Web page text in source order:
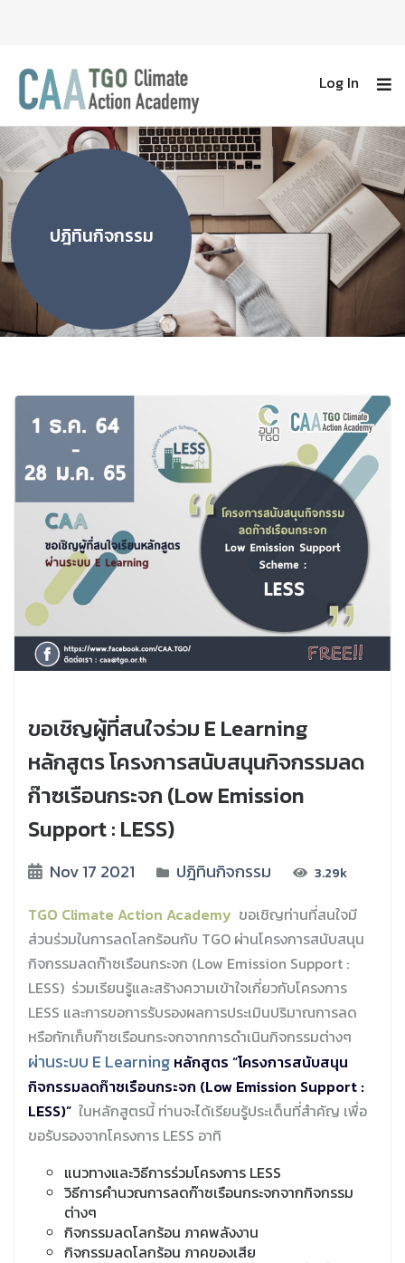
Log In
ปฎิทินกิจกรรม
ขอเชิญผู้ที่สนใจร่วม E Learning
หลักสูตร โครงการสนับสนุนกิจกรรมลด
ก๊าซเรือนกระจก (Low Emission
Support : LESS)
Nov 17 2021 ปฎิทินกิจกรรม 3.29k
TGO Climate Action Academy ขอเชิญท่านที่สนใจมี
ส่วนร่วมในการลดโลกร้อนกับ TGO ผ่านโครงการสนับสนุน
กิจกรรมลดก๊าซเรือนกระจก (Low Emission Support :
LESS) ร่วมเรียนรู้และสร้างความเข้าใจเกี่ยวกับโครงการ
LESS และการขอการรับรองผลการประเมินปริมาณการลด
หรือกักเก็บก๊าซเรือนกระจกจากการดำเนินกิจกรรมต่างๆ
ผ่านระบบ E Learning หลักสูตร “โครงการสนับสนุน
กิจกรรมลดก๊าซเรือนกระจก (Low Emission Support :
LESS)” ในหลักสูตรนี้ ท่านจะได้เรียนรู้ประเด็นที่สำคัญ เพื่อ
ขอรับรองจากโครงการ LESS อาทิ
แนวทางและวิธีการร่วมโครงการ LESS
วิธีการคำนวณการลดก๊าซเรือนกระจกจากกิจกรรม
ต่างๆ
กิจกรรมลดโลกร้อน ภาคพลังงาน
กิจกรรมลดโลกร้อน ภาคของเสีย